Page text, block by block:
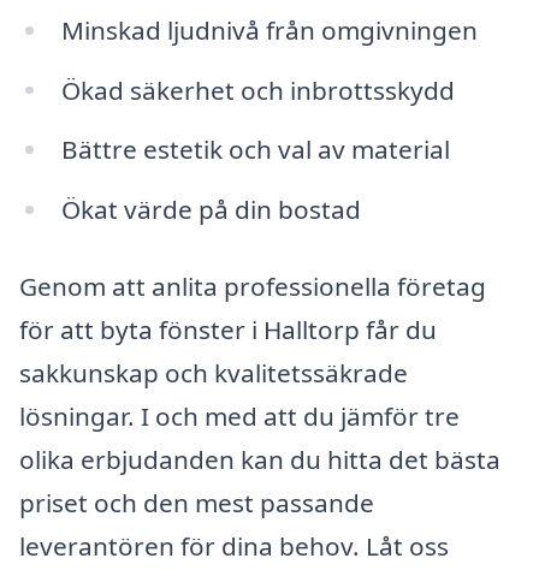
Minskad ljudnivå från omgivningen
Ökad säkerhet och inbrottsskydd
Bättre estetik och val av material
Ökat värde på din bostad
Genom att anlita professionella företag
för att byta fönster i Halltorp får du
sakkunskap och kvalitetssäkrade
lösningar. I och med att du jämför tre
olika erbjudanden kan du hitta det bästa
priset och den mest passande
leverantören för dina behov. Låt oss